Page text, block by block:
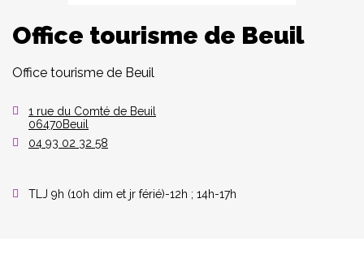
Office tourisme de Beuil
Office tourisme de Beuil
1 rue du Comté de Beuil
06470Beuil
04 93 02 32 58
TLJ 9h (10h dim et jr férié)-12h ; 14h-17h